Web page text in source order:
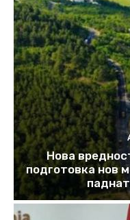
Нова
подготовка нов